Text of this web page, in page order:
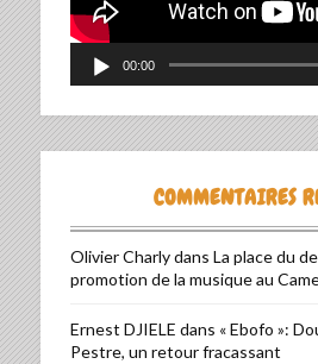
00:00
COMMENTAIRES
Olivier Charlydans La place du
promotion de la musique au
Ernest DJIELE dans « Ebofo »:
Pestre, un retour fracassant